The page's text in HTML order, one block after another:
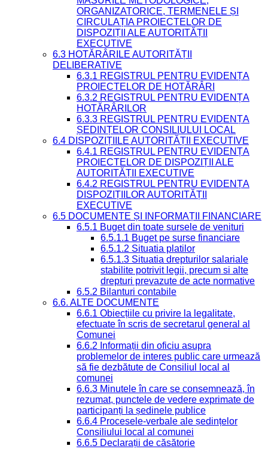
ORGANIZATORICE, TERMENELE ȘI
CIRCULAȚIA PROIECTELOR DE
DISPOZIȚII ALE AUTORITĂȚII
EXECUTIVE
6.3 HOTĂRÂRILE AUTORITĂȚII
DELIBERATIVE
6.3.1 REGISTRUL PENTRU EVIDENȚA
PROIECTELOR DE HOTĂRÂRI
6.3.2 REGISTRUL PENTRU EVIDENȚA
HOTĂRÂRILOR
6.3.3 REGISTRUL PENTRU EVIDENȚA
ȘEDINȚELOR CONSILIULUI LOCAL
6.4 DISPOZIȚIILE AUTORITĂȚII EXECUTIVE
6.4.1 REGISTRUL PENTRU EVIDENȚA
PROIECTELOR DE DISPOZIȚII ALE
AUTORITĂȚII EXECUTIVE
6.4.2 REGISTRUL PENTRU EVIDENȚA
DISPOZIȚIILOR AUTORITĂȚII
EXECUTIVE
6.5 DOCUMENTE ȘI INFORMAȚII FINANCIARE
6.5.1 Buget din toate sursele de venituri
6.5.1.1 Buget pe surse financiare
6.5.1.2 Situatia platilor
6.5.1.3 Situatia drepturilor salariale
stabilite potrivit legii, precum si alte
drepturi prevazute de acte normative
6.5.2 Bilanturi contabile
6.6. ALTE DOCUMENTE
6.6.1 Obiecțiile cu privire la legalitate,
efectuate în scris de secretarul general al
Comunei
6.6.2 Informații din oficiu asupra
problemelor de interes public care urmează
să fie dezbătute de Consiliul local al
comunei
6.6.3 Minutele în care se consemnează, în
rezumat, punctele de vedere exprimate de
participanți la ședinele publice
6.6.4 Procesele-verbale ale ședințelor
Consiliului local al comunei
6.6.5 Declarații de căsătorie